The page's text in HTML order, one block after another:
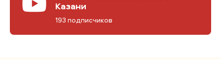
Казани
193 подписчиков